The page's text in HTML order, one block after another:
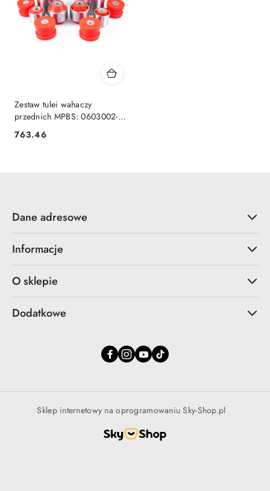
Zestaw tulei wahaczy
przednich MPBS: 0603002-
PZ
Cena:
763.46
Dane adresowe
Informacje
O sklepie
Dodatkowe
Sklep internetowy na oprogramowaniu Sky-Shop.pl